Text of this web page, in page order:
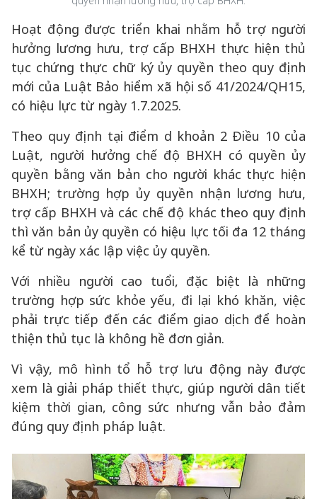
Hoạt động được triển khai nhằm hỗ trợ người
hưởng lương hưu, trợ cấp BHXH thực hiện thủ
tục chứng thực chữ ký ủy quyền theo quy định
mới của Luật Bảo hiểm xã hội số 41/2024/QH15,
có hiệu lực từ ngày 1.7.2025.
Theo quy định tại điểm d khoản 2 Điều 10 của
Luật, người hưởng chế độ BHXH có quyền ủy
quyền bằng văn bản cho người khác thực hiện
BHXH; trường hợp ủy quyền nhận lương hưu,
trợ cấp BHXH và các chế độ khác theo quy định
thì văn bản ủy quyền có hiệu lực tối đa 12 tháng
kể từ ngày xác lập việc ủy quyền.
Với nhiều người cao tuổi, đặc biệt là những
trường hợp sức khỏe yếu, đi lại khó khăn, việc
phải trực tiếp đến các điểm giao dịch để hoàn
thiện thủ tục là không hề đơn giản.
Vì vậy, mô hình tổ hỗ trợ lưu động này được
xem là giải pháp thiết thực, giúp người dân tiết
kiệm thời gian, công sức nhưng vẫn bảo đảm
đúng quy định pháp luật.